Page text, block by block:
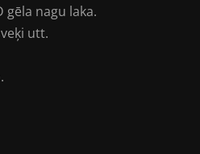
gēla nagu laka.
utt.